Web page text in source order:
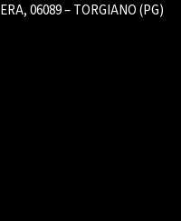
06089 – TORGIANO (PG)